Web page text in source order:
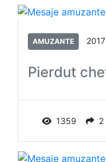
AMUZANTE
Pierdut
1359 2